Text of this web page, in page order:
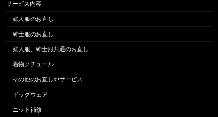
サービス内容
婦人服のお直し
紳士服のお直し
婦人服、紳士服共通のお直し
着物クチュール
その他のお直しやサービス
ドッグウェア
ニット補修